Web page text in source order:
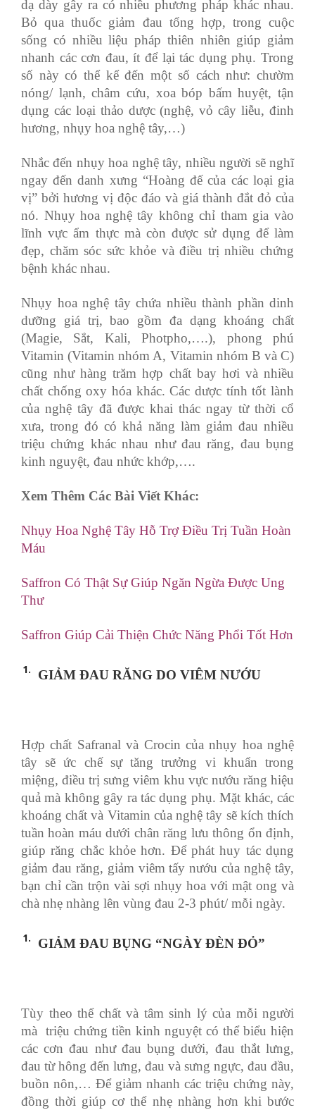
dạ dày gây ra có nhiều phương pháp khác nhau.
Bỏ qua thuốc giảm đau tổng hợp, trong cuộc
sống có nhiều liệu pháp thiên nhiên giúp giảm
nhanh các cơn đau, ít để lại tác dụng phụ. Trong
số này có thể kể đến một số cách như: chườm
nóng/ lạnh, châm cứu, xoa bóp bấm huyệt, tận
dụng các loại thảo dược (nghệ, vỏ cây liễu, đinh
hương, nhụy hoa nghệ tây,…)
Nhắc đến nhụy hoa nghệ tây, nhiều người sẽ nghĩ
ngay đến danh xưng “Hoàng đế của các loại gia
vị” bởi hương vị độc đáo và giá thành đắt đỏ của
nó. Nhụy hoa nghệ tây không chỉ tham gia vào
lĩnh vực ẩm thực mà còn được sử dụng để làm
đẹp, chăm sóc sức khỏe và điều trị nhiều chứng
bệnh khác nhau.
Nhụy hoa nghệ tây chứa nhiều thành phần dinh
dưỡng giá trị, bao gồm đa dạng khoáng chất
(Magie, Sắt, Kali, Photpho,….), phong phú
Vitamin (Vitamin nhóm A, Vitamin nhóm B và C)
cũng như hàng trăm hợp chất bay hơi và nhiều
chất chống oxy hóa khác. Các dược tính tốt lành
của nghệ tây đã được khai thác ngay từ thời cổ
xưa, trong đó có khả năng làm giảm đau nhiều
triệu chứng khác nhau như đau răng, đau bụng
kinh nguyệt, đau nhức khớp,….
Xem Thêm Các Bài Viết Khác:
Nhụy Hoa Nghệ Tây Hỗ Trợ Điều Trị Tuần Hoàn
Máu
Saffron Có Thật Sự Giúp Ngăn Ngừa Được Ung
Thư
Saffron Giúp Cải Thiện Chức Năng Phổi Tốt Hơn
GIẢM ĐAU RĂNG DO VIÊM NƯỚU
Hợp chất Safranal và Crocin của nhụy hoa nghệ
tây sẽ ức chế sự tăng trưởng vi khuẩn trong
miệng, điều trị sưng viêm khu vực nướu răng hiệu
quả mà không gây ra tác dụng phụ. Mặt khác, các
khoáng chất và Vitamin của nghệ tây sẽ kích thích
tuần hoàn máu dưới chân răng lưu thông ổn định,
giúp răng chắc khỏe hơn. Để phát huy tác dụng
giảm đau răng, giảm viêm tấy nướu của nghệ tây,
bạn chỉ cần trộn vài sợi nhụy hoa với mật ong và
chà nhẹ nhàng lên vùng đau 2-3 phút/ mỗi ngày.
GIẢM ĐAU BỤNG “NGÀY ĐÈN ĐỎ”
Tùy theo thể chất và tâm sinh lý của mỗi người
mà triệu chứng tiền kinh nguyệt có thể biểu hiện
các cơn đau như đau bụng dưới, đau thắt lưng,
đau từ hông đến lưng, đau và sưng ngực, đau đầu,
buồn nôn,… Để giảm nhanh các triệu chứng này,
đồng thời giúp cơ thể nhẹ nhàng hơn khi bước